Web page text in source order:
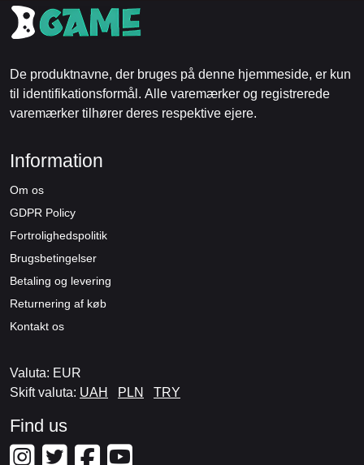
De produktnavne, der bruges på denne hjemmeside, er kun
til identifikationsformål. Alle varemærker og registrerede
varemærker tilhører deres respektive ejere.
Information
Om os
GDPR Policy
Fortrolighedspolitik
Brugsbetingelser
Betaling og levering
Returnering af køb
Kontakt os
Valuta: EUR
Skift valuta: UAH PLN TRY
Find us